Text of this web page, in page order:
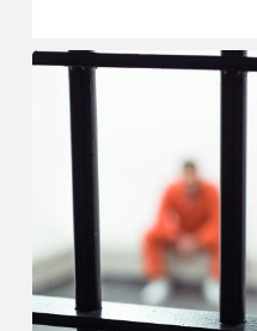
Publication
Prison
Pandemic
Papers
»
:
un